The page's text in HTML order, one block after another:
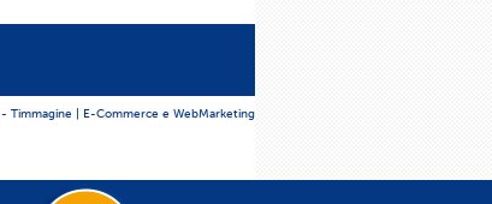
- Timmagine | E-Commerce e WebMarketing